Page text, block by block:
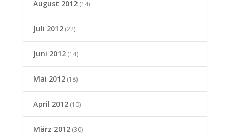
August 2012(14)
Juli 2012(22)
Juni 2012(14)
Mai 2012(18)
April 2012(10)
März 2012(30)